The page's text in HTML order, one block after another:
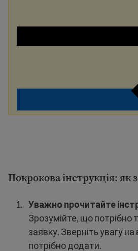
Покрокова інструкція: як
Уважно прочитайте
Зрозумійте, що потрібно
заявку. Зверніть увагу на
потрібно додати.